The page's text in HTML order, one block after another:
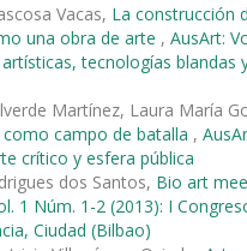
Vacas, La construcción
una obra de arte , AusArt:
tecnologías blandas
Martínez, Laura María
como campo de batalla ,
crítico y esfera pública
dos Santos, Bio art
1 Núm. 1-2 (2013): I
Ciudad (Bilbao)